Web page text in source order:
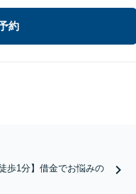
約
歩1分】借金でお悩みの